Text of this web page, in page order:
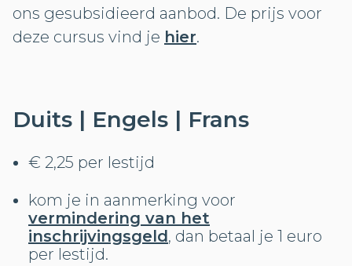
ons gesubsidieerd aanbod. De prijs voor
deze cursus vind je hier.
Duits | Engels | Frans
€ 2,25 per lestijd
kom je in aanmerking voor
vermindering van het
inschrijvingsgeld, dan betaal je 1 euro
per lestijd.